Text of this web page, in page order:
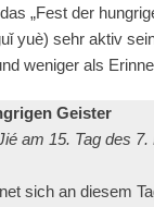
„Fest der
yuè) sehr aktiv
weniger als
Geister
am 15. Tag des
sich an diesem